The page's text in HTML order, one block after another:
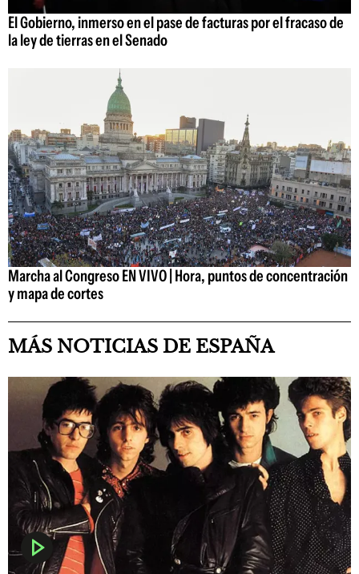
El Gobierno, inmerso en el pase de facturas por el fracaso de
la ley de tierras en el Senado
Marcha al Congreso EN VIVO | Hora, puntos de concentración
y mapa de cortes
MÁS NOTICIAS DE ESPAÑA